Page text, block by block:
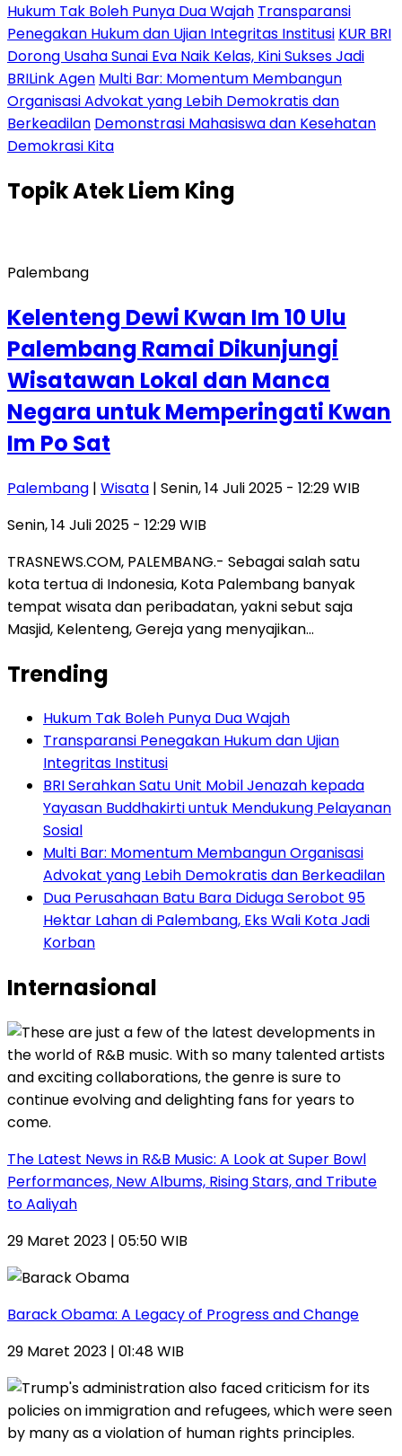
Hukum Tak Boleh Punya Dua Wajah Transparansi
Penegakan Hukum dan Ujian Integritas Institusi KUR BRI
Dorong Usaha Sunai Eva Naik Kelas, Kini Sukses Jadi
BRILink Agen Multi Bar: Momentum Membangun
Organisasi Advokat yang Lebih Demokratis dan
Berkeadilan Demonstrasi Mahasiswa dan Kesehatan
Demokrasi Kita
TopikAtek Liem King
Palembang
Kelenteng Dewi Kwan Im 10 Ulu
Palembang Ramai Dikunjungi
Wisatawan Lokal dan Manca
Negara untuk Memperingati Kwan
Im Po Sat
Palembang | Wisata | Senin, 14 Juli 2025 - 12:29 WIB
Senin, 14 Juli 2025 - 12:29 WIB
TRASNEWS.COM, PALEMBANG.- Sebagai salah satu
kota tertua di Indonesia, Kota Palembang banyak
tempat wisata dan peribadatan, yakni sebut saja
Masjid, Kelenteng, Gereja yang menyajikan…
Trending
Hukum Tak Boleh Punya Dua Wajah
Transparansi Penegakan Hukum dan Ujian
Integritas Institusi
BRI Serahkan Satu Unit Mobil Jenazah kepada
Yayasan Buddhakirti untuk Mendukung Pelayanan
Sosial
Multi Bar: Momentum Membangun Organisasi
Advokat yang Lebih Demokratis dan Berkeadilan
Dua Perusahaan Batu Bara Diduga Serobot 95
Hektar Lahan di Palembang, Eks Wali Kota Jadi
Korban
Internasional
The Latest News in R&B Music: A Look at Super Bowl
Performances, New Albums, Rising Stars, and Tribute
to Aaliyah
29 Maret 2023 | 05:50 WIB
Barack Obama: A Legacy of Progress and Change
29 Maret 2023 | 01:48 WIB